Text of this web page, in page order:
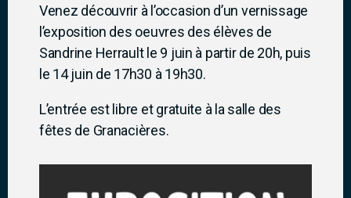
Venez découvrir à l’occasion d’un vernissage
l’exposition des oeuvres des élèves de
Sandrine Herrault le 9 juin à partir de 20h, puis
le 14 juin de 17h30 à 19h30.
L’entrée est libre et gratuite à la salle des
fêtes de Granacières.